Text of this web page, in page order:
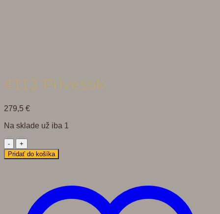
4113 Prívesok
279,5 €
Na sklade už iba 1
množstvo
4113
Prívesok
Pridať do košíka